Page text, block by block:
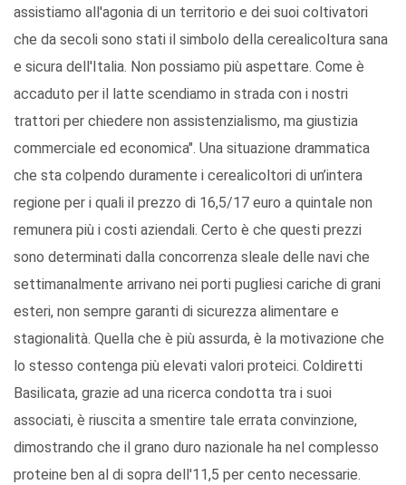
assistiamo all'agonia di un territorio e dei suoi coltivatori
che da secoli sono stati il simbolo della cerealicoltura sana
e sicura dell'Italia. Non possiamo più aspettare. Come è
accaduto per il latte scendiamo in strada con i nostri
trattori per chiedere non assistenzialismo, ma giustizia
commerciale ed economica". Una situazione drammatica
che sta colpendo duramente i cerealicoltori di un’intera
regione per i quali il prezzo di 16,5/17 euro a quintale non
remunera più i costi aziendali. Certo è che questi prezzi
sono determinati dalla concorrenza sleale delle navi che
settimanalmente arrivano nei porti pugliesi cariche di grani
esteri, non sempre garanti di sicurezza alimentare e
stagionalità. Quella che è più assurda, è la motivazione che
lo stesso contenga più elevati valori proteici. Coldiretti
Basilicata, grazie ad una ricerca condotta tra i suoi
associati, è riuscita a smentire tale errata convinzione,
dimostrando che il grano duro nazionale ha nel complesso
proteine ben al di sopra dell'11,5 per cento necessarie.